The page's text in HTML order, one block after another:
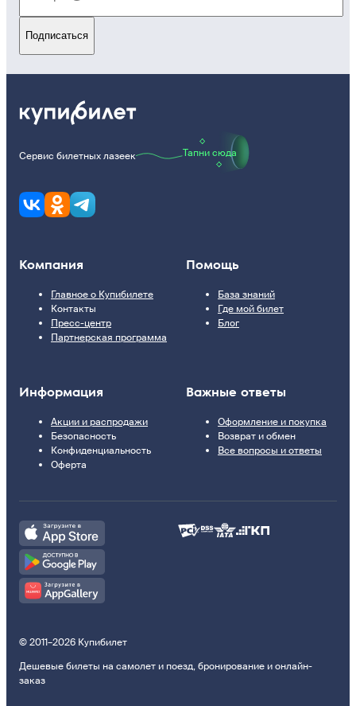
Подписаться
Сервис билетных лазеек Тапни сюда
Компания
Главное о Купибилете
Контакты
Пресс-центр
Партнерская программа
Помощь
База знаний
Где мой билет
Блог
Информация
Акции и распродажи
Безопасность
Конфиденциальность
Оферта
Важные ответы
Оформление и покупка
Возврат и обмен
Все вопросы и ответы
© 2011–2026 Купибилет
Дешевые билеты на самолет и поезд, бронирование и онлайн-
заказ